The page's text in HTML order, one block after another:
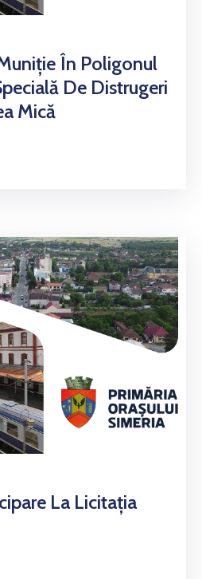
În Poligonul
De Distrugeri
Mică
La Licitația